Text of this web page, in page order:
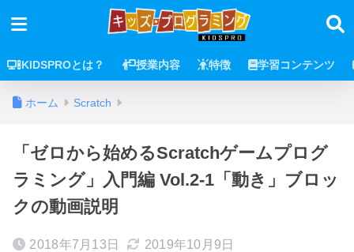
KIDSPROとは？ 授業内容 特徴 学習コンテンツ
ホーム Scratch
「ゼロから始めるScratchゲームプログ
ラミング」入門編 Vol.2-1「動き」ブロッ
クの動画説明
2018年7月13日 2019年10月9日